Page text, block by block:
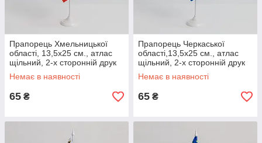
Прапорець Хмельницької
області, 13,5х25 см., атлас
щільний, 2-х сторонній друк
Немає в наявності
65 ₴
Прапорець Черкаської
області,13,5х25 см., атлас
щільний, 2-х сторонній друк
Немає в наявності
65 ₴